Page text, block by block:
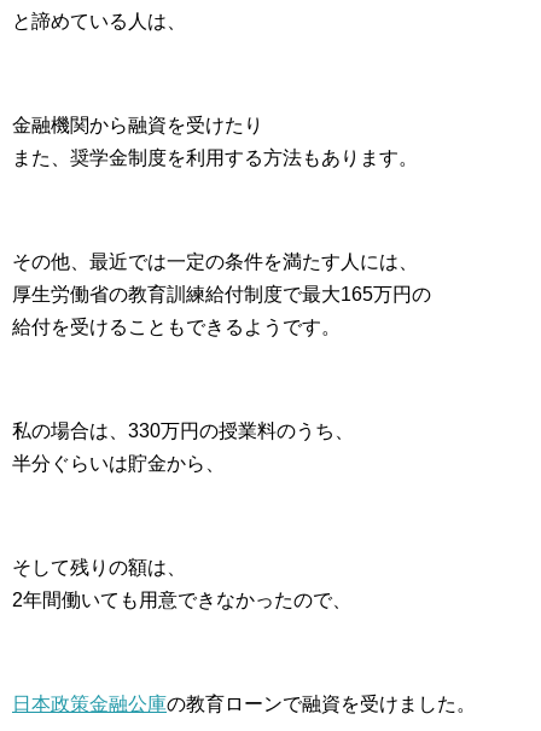
と諦めている人は、
金融機関から融資を受けたり
また、奨学金制度を利用する方法もあります。
その他、最近では一定の条件を満たす人には、
厚生労働省の教育訓練給付制度で最大165万円の
給付を受けることもできるようです。
私の場合は、330万円の授業料のうち、
半分ぐらいは貯金から、
そして残りの額は、
2年間働いても用意できなかったので、
日本政策金融公庫の教育ローンで融資を受けました。